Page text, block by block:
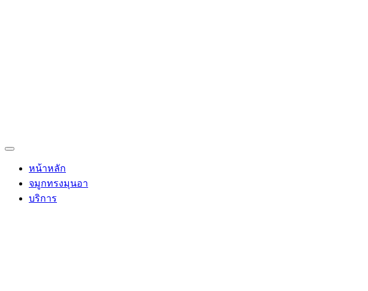
หน้าหลัก
จมูกทรงมุนอา
บริการ